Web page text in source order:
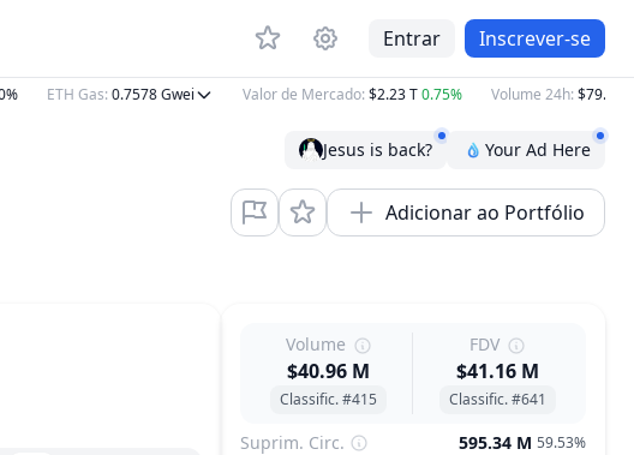
Entrar Inscrever-se
ETH Gas:0.7578Gwei Valor de Mercado:$2.23 T0.75% Volume 24h:$79.05 B
Jesus is back? Your Ad Here
Adicionar ao Portfólio
Volume
$40.96 M
Classific. #415
FDV
$41.16 M
Classific. #641
Suprim. Circ. 595.34 M 59.53%